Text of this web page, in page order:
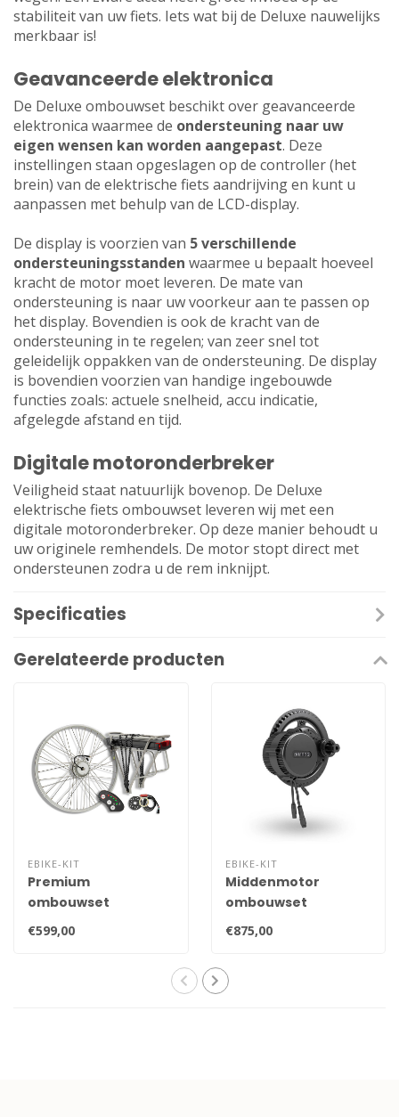
stabiliteit van uw fiets. Iets wat bij de Deluxe nauwelijks
merkbaar is!
Geavanceerde elektronica
De Deluxe ombouwset beschikt over geavanceerde
elektronica waarmee de ondersteuning naar uw
eigen wensen kan worden aangepast. Deze
instellingen staan opgeslagen op de controller (het
brein) van de elektrische fiets aandrijving en kunt u
aanpassen met behulp van de LCD-display.
De display is voorzien van 5 verschillende
ondersteuningsstanden waarmee u bepaalt hoeveel
kracht de motor moet leveren. De mate van
ondersteuning is naar uw voorkeur aan te passen op
het display. Bovendien is ook de kracht van de
ondersteuning in te regelen; van zeer snel tot
geleidelijk oppakken van de ondersteuning. De display
is bovendien voorzien van handige ingebouwde
functies zoals: actuele snelheid, accu indicatie,
afgelegde afstand en tijd.
Digitale motoronderbreker
Veiligheid staat natuurlijk bovenop. De Deluxe
elektrische fiets ombouwset leveren wij met een
digitale motoronderbreker. Op deze manier behoudt u
uw originele remhendels. De motor stopt direct met
ondersteunen zodra u de rem inknijpt.
Specificaties
Gerelateerde producten
EBIKE-KIT
Premium
ombouwset
€599,00
EBIKE-KIT
Middenmotor
ombouwset
€875,00